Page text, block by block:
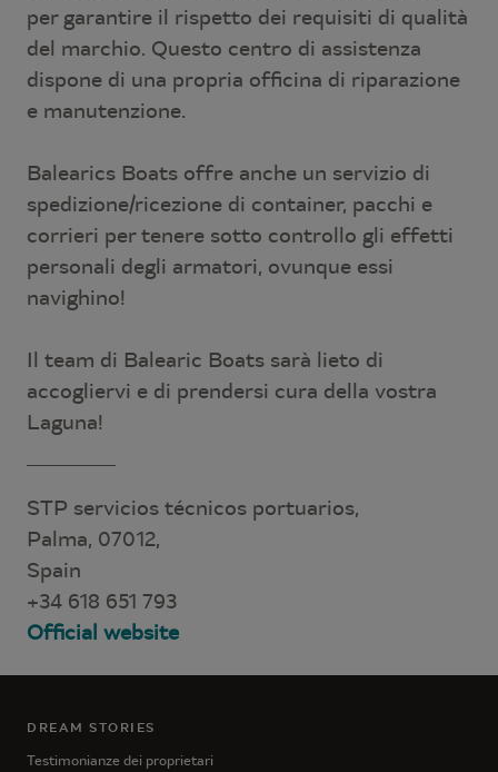
per garantire il rispetto dei requisiti di qualità
del marchio. Questo centro di assistenza
dispone di una propria officina di riparazione
e manutenzione.
Balearics Boats offre anche un servizio di
spedizione/ricezione di container, pacchi e
corrieri per tenere sotto controllo gli effetti
personali degli armatori, ovunque essi
navighino!
Il team di Balearic Boats sarà lieto di
accogliervi e di prendersi cura della vostra
Laguna!
STP servicios técnicos portuarios,
Palma, 07012,
Spain
+34 618 651 793
Official website
DREAM STORIES
Testimonianze dei proprietari